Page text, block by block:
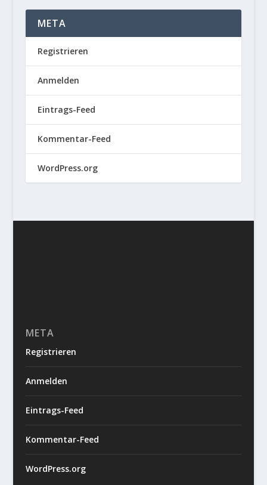
META
Registrieren
Anmelden
Eintrags-Feed
Kommentar-Feed
WordPress.org
META
Registrieren
Anmelden
Eintrags-Feed
Kommentar-Feed
WordPress.org